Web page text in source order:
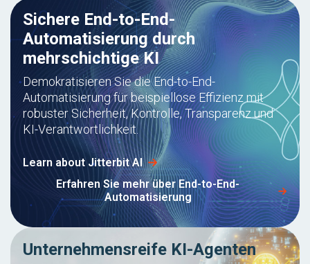
Sichere End-to-End-
Automatisierung durch
mehrschichtige KI
Demokratisieren Sie die End-to-End-
Automatisierung für beispiellose Effizienz mit
robuster Sicherheit, Kontrolle, Transparenz und
KI-Verantwortlichkeit.
Learn about Jitterbit AI
Erfahren Sie mehr über End-to-End-
Automatisierung
Unternehmensreife KI-Agenten